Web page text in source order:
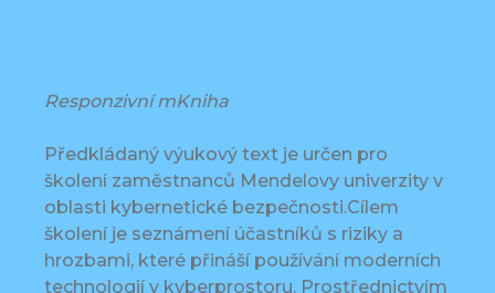
Responzivní mKniha
Předkládaný výukový text je určen pro
školení zaměstnanců Mendelovy univerzity v
oblasti kybernetické bezpečnosti.Cílem
školení je seznámení účastníků s riziky a
hrozbami, které přináší používání moderních
technologií v kyberprostoru. Prostřednictvím